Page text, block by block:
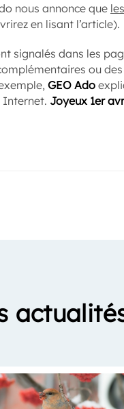
nous annonce que
en lisant l’article).
signalés dans les
ou des
GEO Ado
Internet. Joyeux 1er